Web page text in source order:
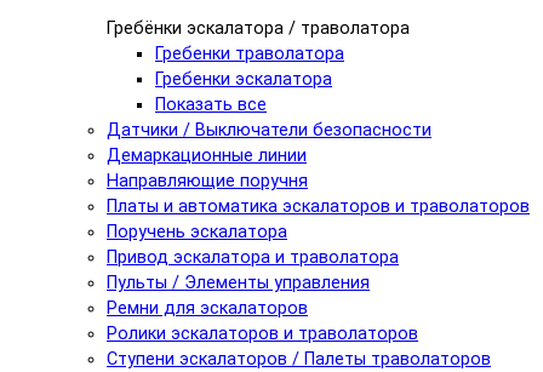
Гребёнки эскалатора / траволатора
Гребенки траволатора
Гребенки эскалатора
Показать все
Датчики / Выключатели безопасности
Демаркационные линии
Направляющие поручня
Платы и автоматика эскалаторов и траволаторов
Поручень эскалатора
Привод эскалатора и траволатора
Пульты / Элементы управления
Ремни для эскалаторов
Ролики эскалаторов и траволаторов
Ступени эскалаторов / Палеты траволаторов